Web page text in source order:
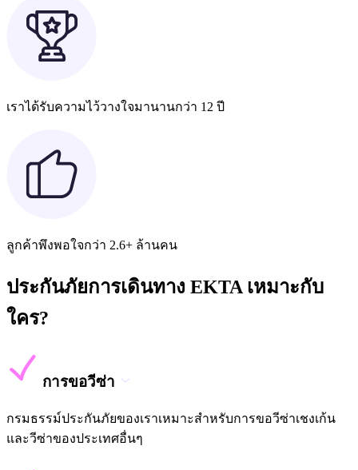
เราได้รับความไว้วางใจมานานกว่า 12 ปี
ลูกค้าพึงพอใจกว่า 2.6+ ล้านคน
ประกันภัยการเดินทาง EKTA เหมาะกับ
ใคร?
การขอวีซ่า
กรมธรรม์ประกันภัยของเราเหมาะสำหรับการขอวีซ่าเชงเก้น
และวีซ่าของประเทศอื่นๆ